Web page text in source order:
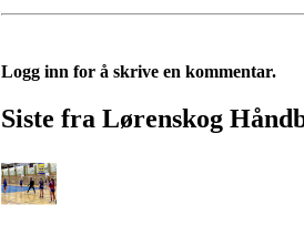
Logg inn for å skrive en kommentar.
Siste fra Lørenskog